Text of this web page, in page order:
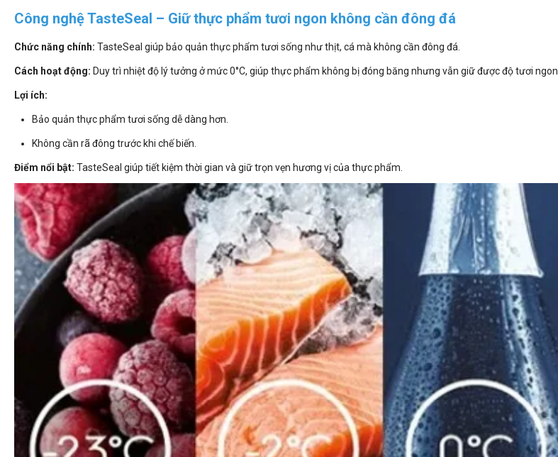
Công nghệ TasteSeal – Giữ thực phẩm tươi ngon không cần đông đá
Chức năng chính: TasteSeal giúp bảo quản thực phẩm tươi sống như thịt, cá mà không cần đông đá.
Cách hoạt động: Duy trì nhiệt độ lý tưởng ở mức 0°C, giúp thực phẩm không bị đóng băng nhưng vẫn giữ được độ tươi ngon.
Lợi ích:
Bảo quản thực phẩm tươi sống dễ dàng hơn.
Không cần rã đông trước khi chế biến.
Điểm nổi bật: TasteSeal giúp tiết kiệm thời gian và giữ trọn vẹn hương vị của thực phẩm.